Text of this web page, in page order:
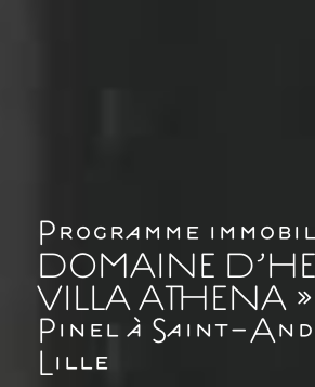
Programme
DOMAINE
VILLA ATHENA
Pinel à Saint-
Lille